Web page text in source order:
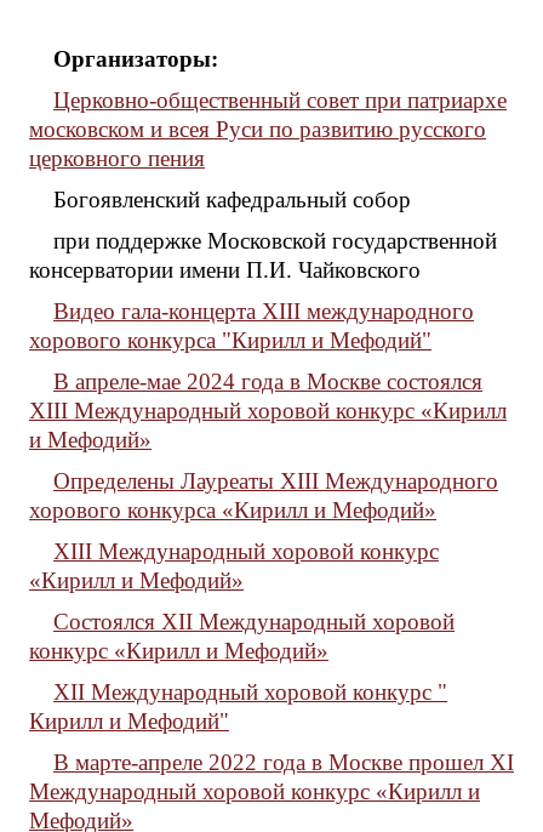
Организаторы:
Церковно-общественный совет при патриархе
московском и всея Руси по развитию русского
церковного пения
Богоявленский кафедральный собор
при поддержке Московской государственной
консерватории имени П.И. Чайковского
Видео гала-концерта XIII международного
хорового конкурса "Кирилл и Мефодий"
В апреле-мае 2024 года в Москве состоялся
ХIII Международный хоровой конкурс «Кирилл
и Мефодий»
Определены Лауреаты XIII Международного
хорового конкурса «Кирилл и Мефодий»
XIII Международный хоровой конкурс
«Кирилл и Мефодий»
Состоялся ХII Международный хоровой
конкурс «Кирилл и Мефодий»
XII Международный хоровой конкурс "
Кирилл и Мефодий"
В марте-апреле 2022 года в Москве прошел ХI
Международный хоровой конкурс «Кирилл и
Мефодий»